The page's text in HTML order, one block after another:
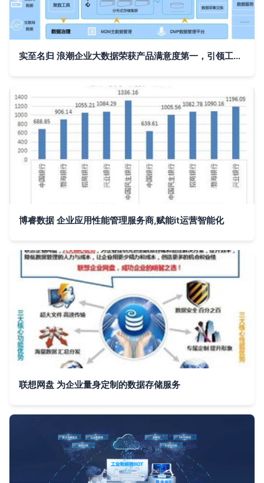
实至名归 浪潮企业大数据荣获产品满意度第一，引领工业数据服务新高度
博睿数据 企业应用性能管理服务商,赋能it运营智能化
联想网盘 为企业量身定制的数据存储服务